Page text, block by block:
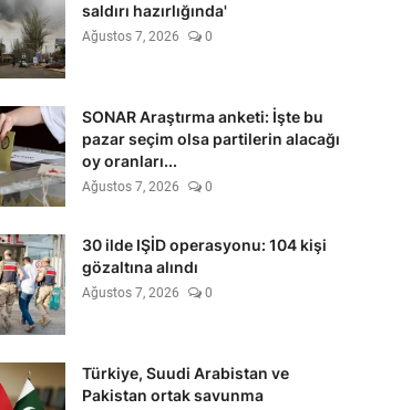
saldırı hazırlığında'
Ağustos 7, 2026 0
SONAR Araştırma anketi: İşte bu
pazar seçim olsa partilerin alacağı
oy oranları...
Ağustos 7, 2026 0
30 ilde IŞİD operasyonu: 104 kişi
gözaltına alındı
Ağustos 7, 2026 0
Türkiye, Suudi Arabistan ve
Pakistan ortak savunma